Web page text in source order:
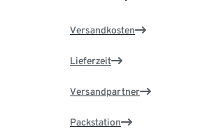
Versandkosten
Lieferzeit
Versandpartner
Packstation